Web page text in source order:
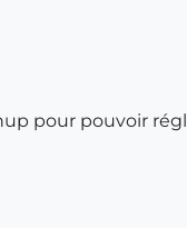
pour pouvoir